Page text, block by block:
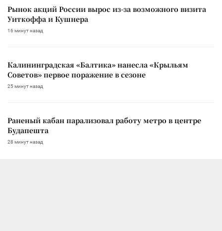
Рынок акций России вырос из-за возможного визита
Уиткоффа и Кушнера
16 минут назад
Калининградская «Балтика» нанесла «Крыльям
Советов» первое поражение в сезоне
25 минут назад
Раненый кабан парализовал работу метро в центре
Будапешта
28 минут назад